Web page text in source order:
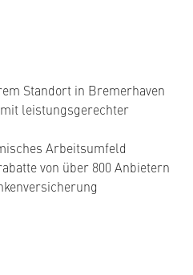
Standort in Bremerhaven
leistungsgerechter
Arbeitsumfeld
von über 800 Anbietern